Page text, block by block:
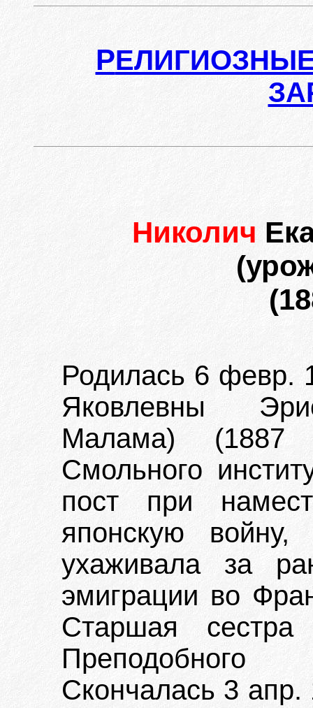
Р
Николич
Родилась 6 февр.
Яковлевны
Малама) (1887
Смольного
пост при
японскую
ухаживала за
эмиграции во
Старшая сестра
Преподобного
Скончалась 3 апр.